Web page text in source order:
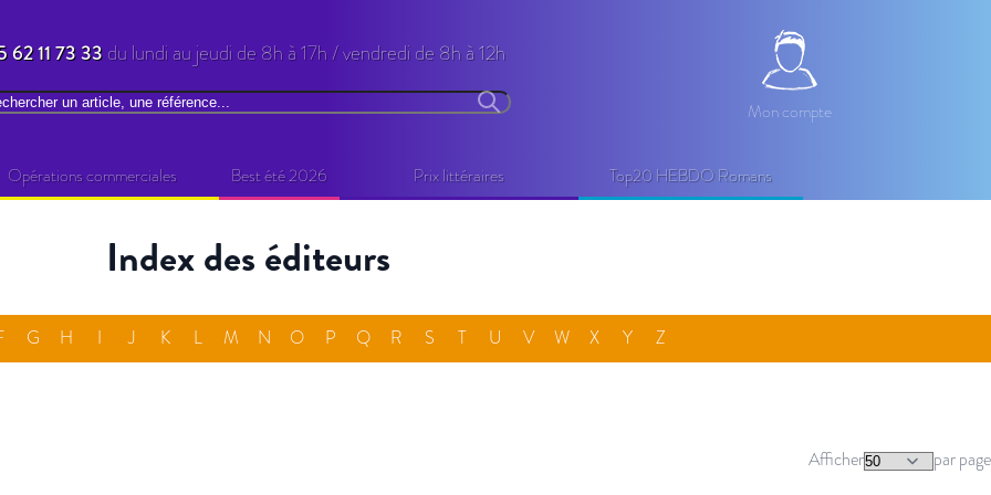
62 11 73 33 du lundi au jeudi de 8h à 17h / vendredi de 8h à 12h
Rechercher
Mon compte
Mon compte
Opérations commerciales Best été 2026 Prix littéraires Top20 HEBDO Romans
Index des éditeurs
G H I J K L M N O P Q R S T U V W X Y Z
Afficher par page